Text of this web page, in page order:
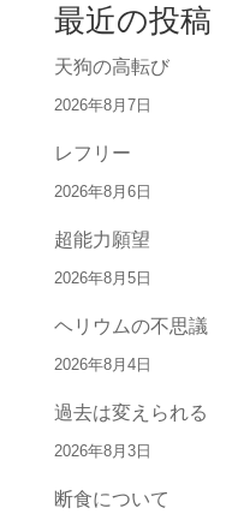
最近の投稿
天狗の高転び
2026年8月7日
レフリー
2026年8月6日
超能力願望
2026年8月5日
ヘリウムの不思議
2026年8月4日
過去は変えられる
2026年8月3日
断食について